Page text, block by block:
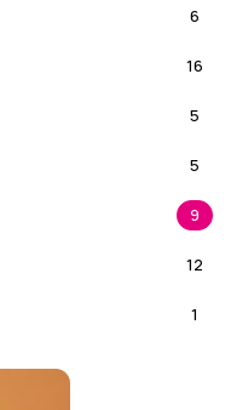
6
16
5
5
9
12
1